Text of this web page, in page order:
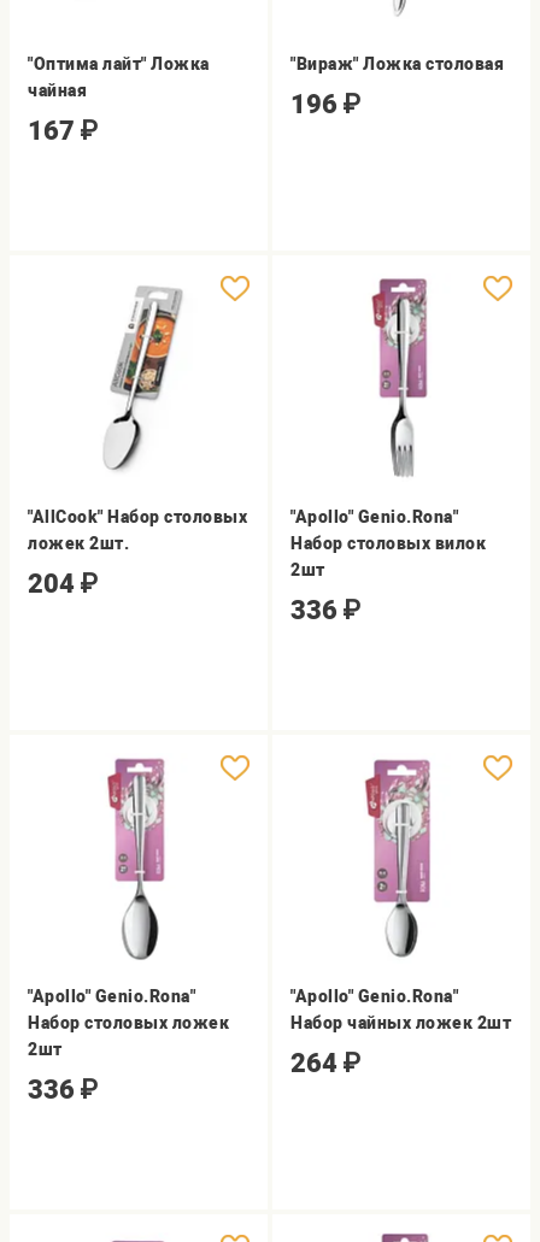
"Оптима лайт" Ложка
чайная
167 ₽
"Вираж" Ложка столовая
196 ₽
"AllCook" Набор столовых
ложек 2шт.
204 ₽
"Apollo" Genio.Rona"
Набор столовых вилок
2шт
336 ₽
"Apollo" Genio.Rona"
Набор столовых ложек
2шт
336 ₽
"Apollo" Genio.Rona"
Набор чайных ложек 2шт
264 ₽